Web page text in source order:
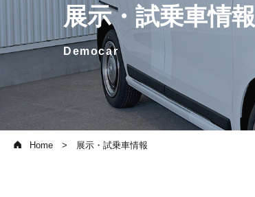
展示・試乗車情報
Democar
Home 展示・試乗車情報